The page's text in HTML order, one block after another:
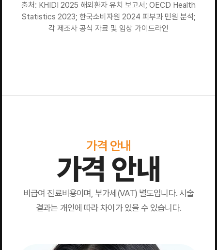
출처: KHIDI 2025 해외환자 유치 보고서; OECD Health
Statistics 2023; 한국소비자원 2024 피부과 민원 분석;
각 제조사 공식 자료 및 임상 가이드라인
가격 안내
가격 안내
비급여 진료비용이며, 부가세(VAT) 별도입니다. 시술
결과는 개인에 따라 차이가 있을 수 있습니다.